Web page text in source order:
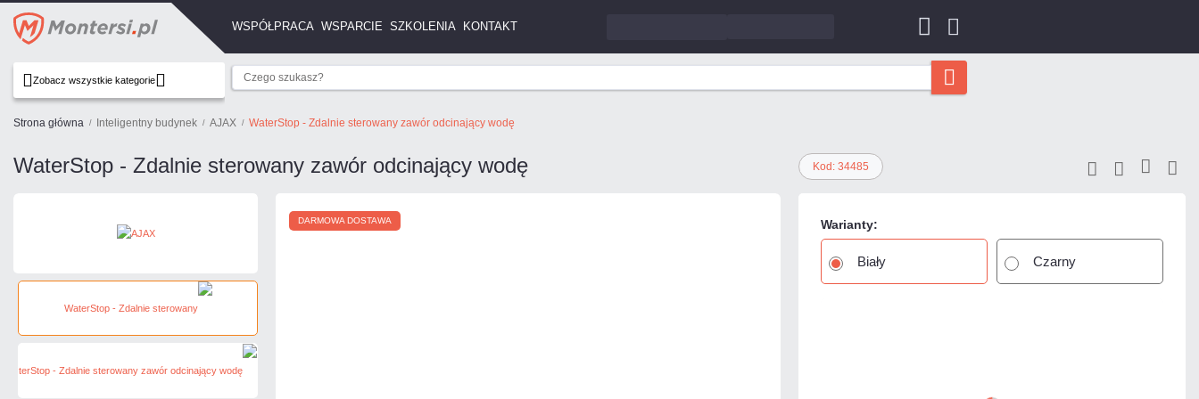
WSPÓŁPRACA WSPARCIE SZKOLENIA KONTAKT
Zobacz wszystkie kategorie
Strona główna Inteligentny budynek AJAX WaterStop - Zdalnie sterowany zawór odcinający wodę
WaterStop - Zdalnie sterowany zawór odcinający wodę Kod: 34485
Warianty:
Biały Czarny
DARMOWA DOSTAWA